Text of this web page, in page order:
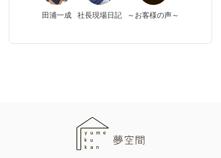
田浦一成 社長現場日記 ～お客様の声～